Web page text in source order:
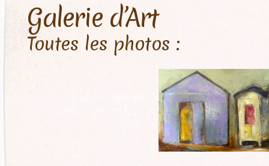
Galerie d’Art
Toutes les photos :